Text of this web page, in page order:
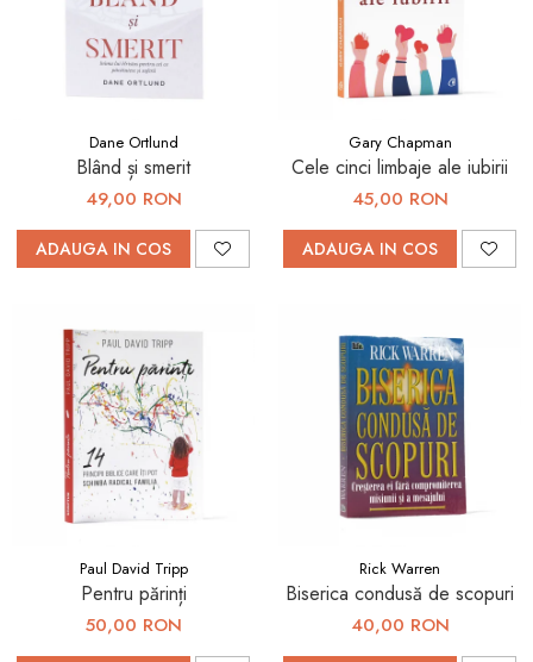
Dane Ortlund
Blând și smerit
49,00 RON
ADAUGA IN COS
Gary Chapman
Cele cinci limbaje ale iubirii
45,00 RON
ADAUGA IN COS
Paul David Tripp
Pentru părinți
50,00 RON
Rick Warren
Biserica condusă de scopuri
40,00 RON